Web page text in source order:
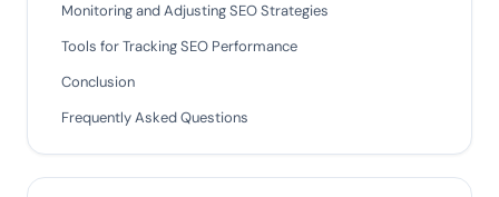
Monitoring and Adjusting SEO Strategies
Tools for Tracking SEO Performance
Conclusion
Frequently Asked Questions